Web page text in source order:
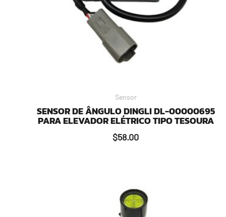
Sensor
SENSOR DE ÂNGULO DINGLI DL-00000695
PARA ELEVADOR ELÉTRICO TIPO TESOURA
$58.00